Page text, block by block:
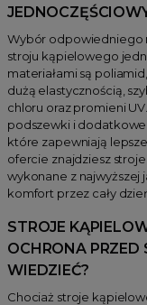
Wybór odpowiedniego
stroju kąpielowego
materiałami są
dużą elastycznością,
chloru oraz promieni
podszewki i dodatkowe
które zapewniają
ofercie znajdziesz
wykonane z najwyższej
komfort przez cały
STROJE
OCHRONA PRZED
WIEDZIEĆ?
Chociaż stroje